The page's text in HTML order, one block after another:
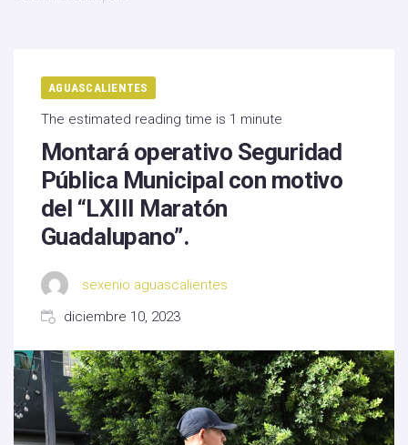
AGUASCALIENTES
The estimated reading time is 1 minute
Montará operativo Seguridad
Pública Municipal con motivo
del “LXIII Maratón
Guadalupano”.
sexenio aguascalientes
diciembre 10, 2023